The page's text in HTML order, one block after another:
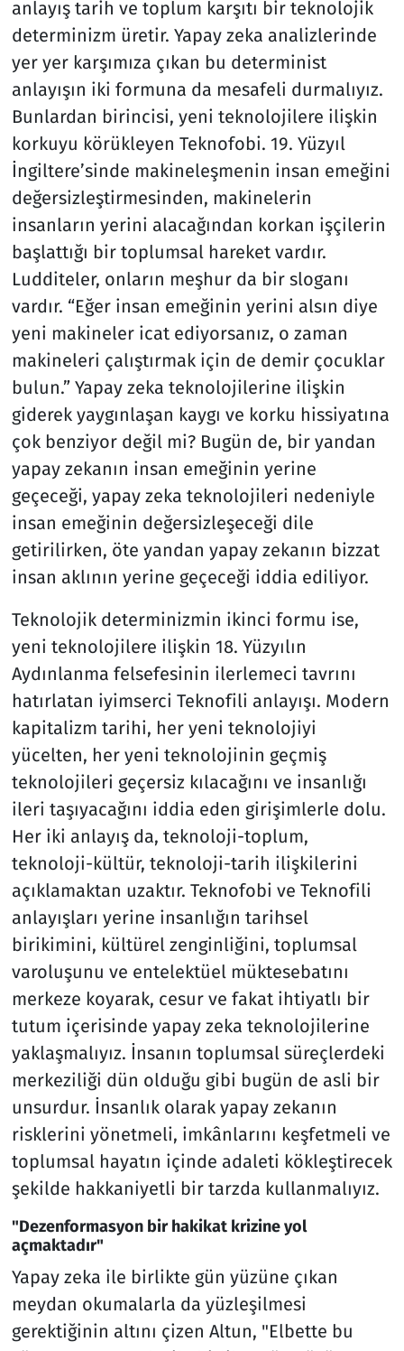
anlayış tarih ve toplum karşıtı bir teknolojik
determinizm üretir. Yapay zeka analizlerinde
yer yer karşımıza çıkan bu determinist
anlayışın iki formuna da mesafeli durmalıyız.
Bunlardan birincisi, yeni teknolojilere ilişkin
korkuyu körükleyen Teknofobi. 19. Yüzyıl
İngiltere’sinde makineleşmenin insan emeğini
değersizleştirmesinden, makinelerin
insanların yerini alacağından korkan işçilerin
başlattığı bir toplumsal hareket vardır.
Ludditeler, onların meşhur da bir sloganı
vardır. “Eğer insan emeğinin yerini alsın diye
yeni makineler icat ediyorsanız, o zaman
makineleri çalıştırmak için de demir çocuklar
bulun.” Yapay zeka teknolojilerine ilişkin
giderek yaygınlaşan kaygı ve korku hissiyatına
çok benziyor değil mi? Bugün de, bir yandan
yapay zekanın insan emeğinin yerine
geçeceği, yapay zeka teknolojileri nedeniyle
insan emeğinin değersizleşeceği dile
getirilirken, öte yandan yapay zekanın bizzat
insan aklının yerine geçeceği iddia ediliyor.
Teknolojik determinizmin ikinci formu ise,
yeni teknolojilere ilişkin 18. Yüzyılın
Aydınlanma felsefesinin ilerlemeci tavrını
hatırlatan iyimserci Teknofili anlayışı. Modern
kapitalizm tarihi, her yeni teknolojiyi
yücelten, her yeni teknolojinin geçmiş
teknolojileri geçersiz kılacağını ve insanlığı
ileri taşıyacağını iddia eden girişimlerle dolu.
Her iki anlayış da, teknoloji-toplum,
teknoloji-kültür, teknoloji-tarih ilişkilerini
açıklamaktan uzaktır. Teknofobi ve Teknofili
anlayışları yerine insanlığın tarihsel
birikimini, kültürel zenginliğini, toplumsal
varoluşunu ve entelektüel müktesebatını
merkeze koyarak, cesur ve fakat ihtiyatlı bir
tutum içerisinde yapay zeka teknolojilerine
yaklaşmalıyız. İnsanın toplumsal süreçlerdeki
merkeziliği dün olduğu gibi bugün de asli bir
unsurdur. İnsanlık olarak yapay zekanın
risklerini yönetmeli, imkânlarını keşfetmeli ve
toplumsal hayatın içinde adaleti kökleştirecek
şekilde hakkaniyetli bir tarzda kullanmalıyız.
"Dezenformasyon bir hakikat krizine yol
açmaktadır"
Yapay zeka ile birlikte gün yüzüne çıkan
meydan okumalarla da yüzleşilmesi
gerektiğinin altını çizen Altun, "Elbette bu